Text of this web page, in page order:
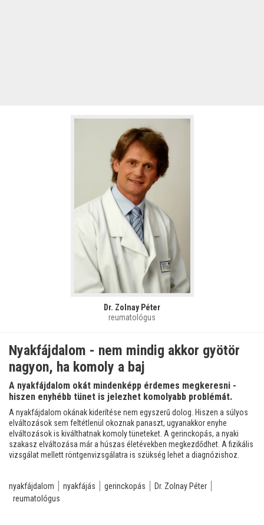
Dr. Zolnay Péter
reumatológus
Nyakfájdalom - nem mindig akkor gyötör
nagyon, ha komoly a baj
A nyakfájdalom okát mindenképp érdemes megkeresni -
hiszen enyhébb tünet is jelezhet komolyabb problémát.
A nyakfájdalom okának kiderítése nem egyszerű dolog. Hiszen a súlyos
elváltozások sem feltétlenül okoznak panaszt, ugyanakkor enyhe
elváltozások is kiválthatnak komoly tüneteket. A gerinckopás, a nyaki
szakasz elváltozása már a húszas életévekben megkezdődhet. A fizikális
vizsgálat mellett röntgenvizsgálatra is szükség lehet a diagnózishoz.
nyakfájdalom nyakfájás gerinckopás
Dr. Zolnay Péter
reumatológus